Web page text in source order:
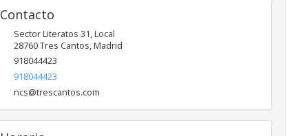
Contacto
Sector Literatos 31, Local
28760Tres Cantos,Madrid
918044423
918044423
ncs@trescantos.com